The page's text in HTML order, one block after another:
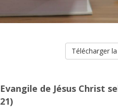
Télécharger
Evangile de Jésus Christ
21)